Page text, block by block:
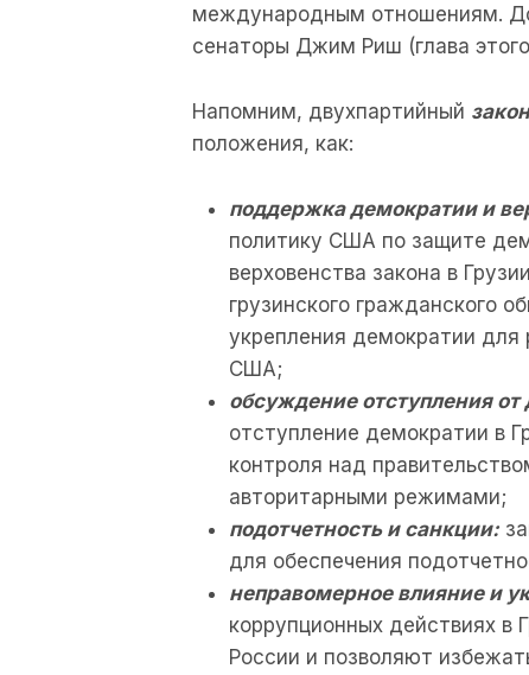
международным отношениям.
сенаторы Джим Риш (глава
Напомним, двухпартийный
положения, как:
поддержка демократии и
политику США по защите
верховенства закона в
грузинского гражданского
укрепления демократии для
США;
обсуждение отступления
отступление демократии в
контроля над
авторитарными режимами;
подотчетность и санкции:
для обеспечения
неправомерное влияние и
коррупционных действиях
России и позволяют